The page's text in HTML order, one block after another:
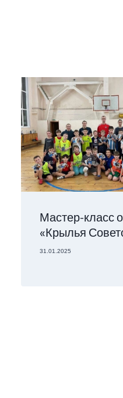
Мастер-класс
«Крылья
31.01.2025